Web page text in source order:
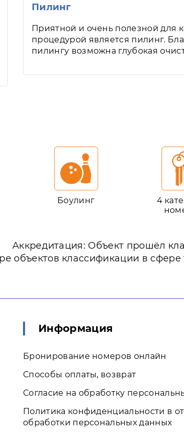
Пилинг
Приятной и очень полезной для
процедурой является пилинг.
пилингу возможна глубокая
Боулинг
4
Аккредитация: Объект прошёл
объектов классификации в сфере
Информация
Бронирование номеров онлайн
Способы оплаты, возврат
Согласие на обработку
Политика конфиденциальности в
обработки персональных данных